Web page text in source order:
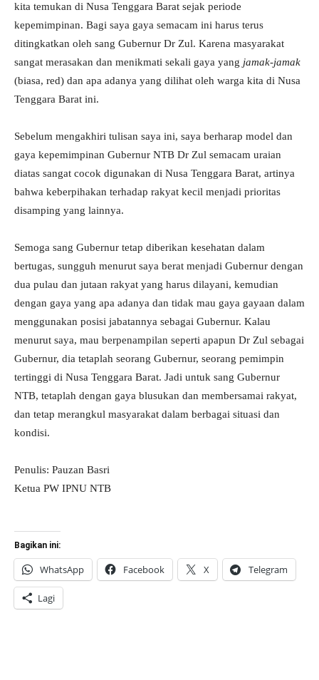
kita temukan di Nusa Tenggara Barat sejak periode
kepemimpinan. Bagi saya gaya semacam ini harus terus
ditingkatkan oleh sang Gubernur Dr Zul. Karena masyarakat
sangat merasakan dan menikmati sekali gaya yang jamak-jamak
(biasa, red) dan apa adanya yang dilihat oleh warga kita di Nusa
Tenggara Barat ini.
Sebelum mengakhiri tulisan saya ini, saya berharap model dan
gaya kepemimpinan Gubernur NTB Dr Zul semacam uraian
diatas sangat cocok digunakan di Nusa Tenggara Barat, artinya
bahwa keberpihakan terhadap rakyat kecil menjadi prioritas
disamping yang lainnya.
Semoga sang Gubernur tetap diberikan kesehatan dalam
bertugas, sungguh menurut saya berat menjadi Gubernur dengan
dua pulau dan jutaan rakyat yang harus dilayani, kemudian
dengan gaya yang apa adanya dan tidak mau gaya gayaan dalam
menggunakan posisi jabatannya sebagai Gubernur. Kalau
menurut saya, mau berpenampilan seperti apapun Dr Zul sebagai
Gubernur, dia tetaplah seorang Gubernur, seorang pemimpin
tertinggi di Nusa Tenggara Barat. Jadi untuk sang Gubernur
NTB, tetaplah dengan gaya blusukan dan membersamai rakyat,
dan tetap merangkul masyarakat dalam berbagai situasi dan
kondisi.
Penulis: Pauzan Basri
Ketua PW IPNU NTB
Bagikan ini:
WhatsApp Facebook X Telegram
Lagi